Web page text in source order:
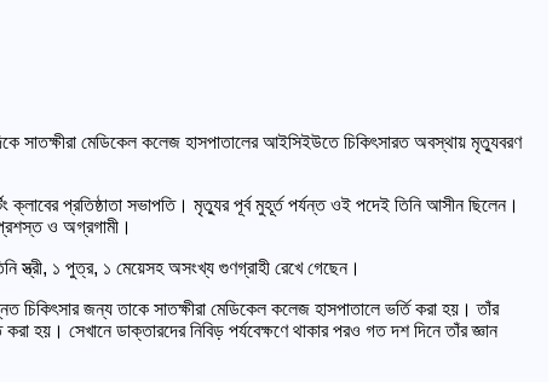
সাতক্ষীরা মেডিকেল কলেজ হাসপাতালের আইসিইউতে চিকিৎসারত অবস্থায় মৃত্যুবরণ
প্রতিষ্ঠাতা সভাপতি। মৃত্যুর পূর্ব মুহূর্ত পর্যন্ত ওই পদেই তিনি আসীন ছিলেন।
প্রশস্ত ও অগ্রগামী।
স্ত্রী, ১ পুত্র, ১ মেয়েসহ অসংখ্য গুণগ্রাহী রেখে গেছেন।
চিকিৎসার জন্য তাকে সাতক্ষীরা মেডিকেল কলেজ হাসপাতালে ভর্তি করা হয়। তাঁর
হয়। সেখানে ডাক্তারদের নিবিড় পর্যবেক্ষণে থাকার পরও গত দশ দিনে তাঁর জ্ঞান